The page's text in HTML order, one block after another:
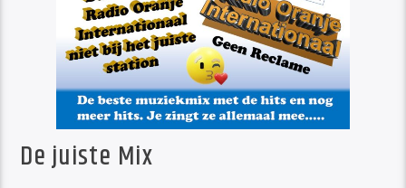
De juiste Mix